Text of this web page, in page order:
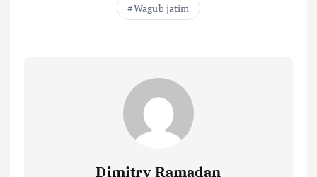
Wagub jatim
Dimitry Ramadan